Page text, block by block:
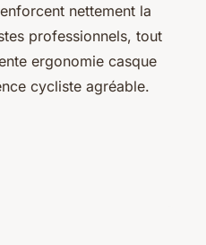
nettement la
professionnels, tout
ergonomie casque
cycliste agréable.